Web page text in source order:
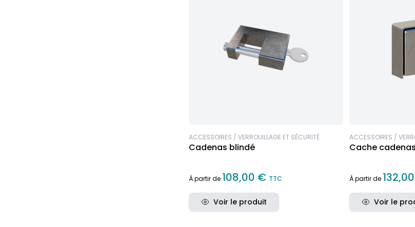
ACCESSOIRES / VERROUILLAGE ET SÉCURITÉ
Cadenas blindé
À partir de 108,00 € TTC
Voir le produit
ACCESSOIRES /
Cache cadenas
À partir de
Voir le